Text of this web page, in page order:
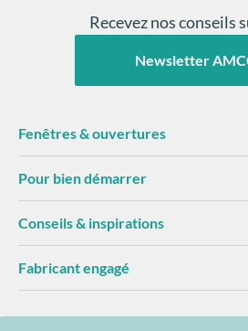
Recevez nos conseils
Newsletter
Fenêtres & ouvertures
Pour bien démarrer
Conseils & inspirations
Fabricant engagé